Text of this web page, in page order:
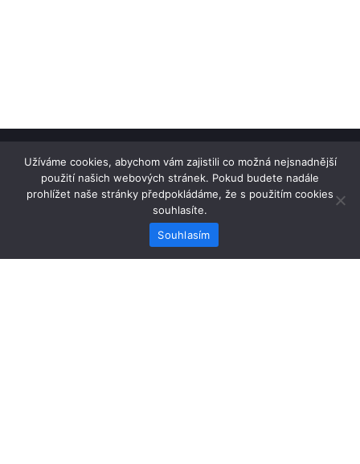
Home
FDM tisk
Obchodní podmínky
Užíváme cookies, abychom vám zajistili co možná nejsnadnější
použití našich webových stránek. Pokud budete nadále
prohlížet naše stránky předpokládáme, že s použitím cookies
souhlasíte.
Souhlasím